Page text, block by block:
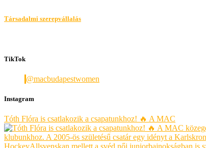
Társadalmi szerepvállalás
TikTok
@macbudapestwomen
Instagram
Tóth Flóra is csatlakozik a csapatunkhoz! 🔥 A MAC